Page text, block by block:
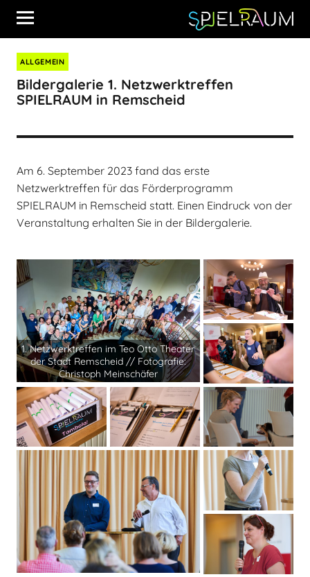
ALLGEMEIN
Bildergalerie 1. Netzwerktreffen
SPIELRAUM in Remscheid
Am 6. September 2023 fand das erste
Netzwerktreffen für das Förderprogramm
SPIELRAUM in Remscheid statt. Einen Eindruck von der
Veranstaltung erhalten Sie in der Bildergalerie.
1. Netzwerktreffen im Teo Otto Theater
der Stadt Remscheid // Fotografie:
Christoph Meinschäfer